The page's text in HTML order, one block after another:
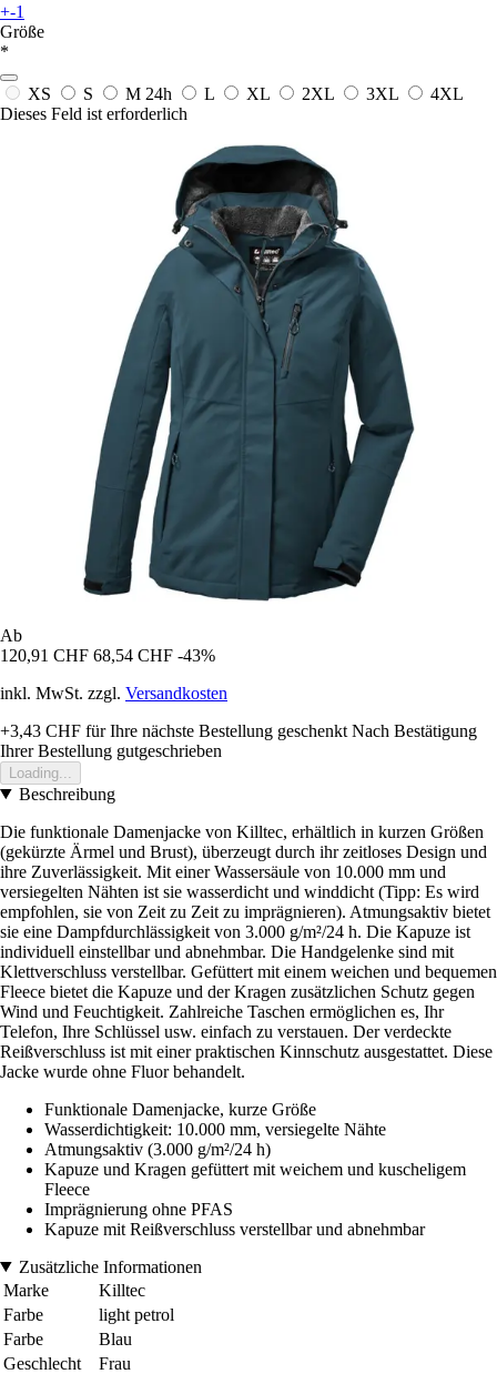
+-1
Größe
*
XS S M 24h L XL 2XL 3XL
4XL
Dieses Feld ist erforderlich
Ab
120,91 CHF 68,54 CHF -43%
inkl. MwSt. zzgl. Versandkosten
+3,43 CHF für Ihre nächste Bestellung geschenkt Nach Bestätigung
Ihrer Bestellung gutgeschrieben
Loading...
Beschreibung
Die funktionale Damenjacke von Killtec, erhältlich in kurzen Größen
(gekürzte Ärmel und Brust), überzeugt durch ihr zeitloses Design und
ihre Zuverlässigkeit. Mit einer Wassersäule von 10.000 mm und
versiegelten Nähten ist sie wasserdicht und winddicht (Tipp: Es wird
empfohlen, sie von Zeit zu Zeit zu imprägnieren). Atmungsaktiv bietet
sie eine Dampfdurchlässigkeit von 3.000 g/m²/24 h. Die Kapuze ist
individuell einstellbar und abnehmbar. Die Handgelenke sind mit
Klettverschluss verstellbar. Gefüttert mit einem weichen und bequemen
Fleece bietet die Kapuze und der Kragen zusätzlichen Schutz gegen
Wind und Feuchtigkeit. Zahlreiche Taschen ermöglichen es, Ihr
Telefon, Ihre Schlüssel usw. einfach zu verstauen. Der verdeckte
Reißverschluss ist mit einer praktischen Kinnschutz ausgestattet. Diese
Jacke wurde ohne Fluor behandelt.
Funktionale Damenjacke, kurze Größe
Wasserdichtigkeit: 10.000 mm, versiegelte Nähte
Atmungsaktiv (3.000 g/m²/24 h)
Kapuze und Kragen gefüttert mit weichem und kuscheligem
Fleece
Imprägnierung ohne PFAS
Kapuze mit Reißverschluss verstellbar und abnehmbar
Zusätzliche Informationen
Marke
Killtec
Farbe
light petrol
Farbe
Blau
Geschlecht
Frau